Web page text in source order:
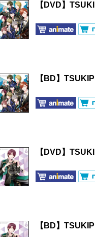
【DVD】
【BD】
【DVD】
【BD】